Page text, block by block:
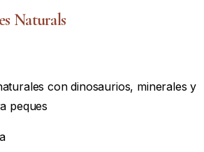
Naturals
con dinosaurios, minerales y
peques